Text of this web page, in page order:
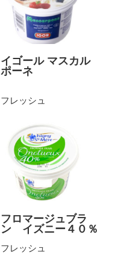
イゴール マスカル
ポーネ
フレッシュ
フロマージュブラ
ン イズニー４０％
フレッシュ